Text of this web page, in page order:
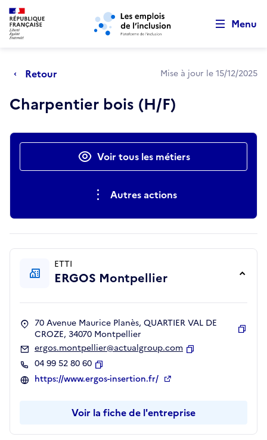
Aller au menu principal Aller au contenu principal
Menu
Retour Mise à jour le 15/12/2025
Charpentier bois (H/F)
Actions rapidesVoir tous les métiers
Autres actions
ETTI
ERGOS Montpellier
70 Avenue Maurice Planès, QUARTIER VAL DE
CROZE, 34070 Montpellier
ergos.montpellier@actualgroup.com
04 99 52 80 60
Copier
https://www.ergos-insertion.fr/
Voir la fiche de l'entreprise
Retour au début de la page
Panneau de gestion des cookies